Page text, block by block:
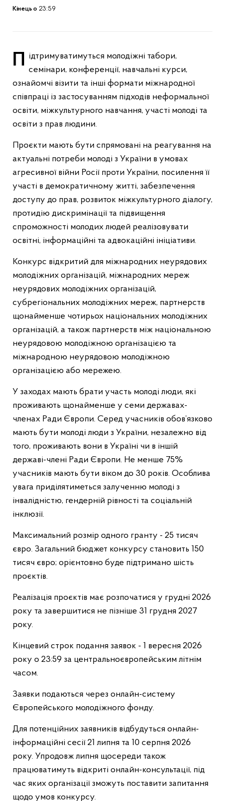
Кінець о 23:59
Підтримуватимуться молодіжні табори, семінари, конференції, навчальні курси,
ознайомчі візити та інші формати міжнародної
співпраці із застосуванням підходів неформальної
освіти, міжкультурного навчання, участі молоді та
освіти з прав людини.
Проєкти мають бути спрямовані на реагування на
актуальні потреби молоді з України в умовах
агресивної війни Росії проти України, посилення її
участі в демократичному житті, забезпечення
доступу до прав, розвиток міжкультурного діалогу,
протидію дискримінації та підвищення
спроможності молодих людей реалізовувати
освітні, інформаційні та адвокаційні ініціативи.
Конкурс відкритий для міжнародних неурядових
молодіжних організацій, міжнародних мереж
неурядових молодіжних організацій,
субрегіональних молодіжних мереж, партнерств
щонайменше чотирьох національних молодіжних
організацій, а також партнерств між національною
неурядовою молодіжною організацією та
міжнародною неурядовою молодіжною
організацією або мережею.
У заходах мають брати участь молоді люди, які
проживають щонайменше у семи державах-
членах Ради Європи. Серед учасників обов’язково
мають бути молоді люди з України, незалежно від
того, проживають вони в Україні чи в іншій
державі-члені Ради Європи. Не менше 75%
учасників мають бути віком до 30 років. Особлива
увага приділятиметься залученню молоді з
інвалідністю, гендерній рівності та соціальній
інклюзії.
Максимальний розмір одного гранту - 25 тисяч
євро. Загальний бюджет конкурсу становить 150
тисяч євро; орієнтовно буде підтримано шість
проєктів.
Реалізація проєктів має розпочатися у грудні 2026
року та завершитися не пізніше 31 грудня 2027
року.
Кінцевий строк подання заявок - 1 вересня 2026
року о 23:59 за центральноєвропейським літнім
часом.
Заявки подаються через онлайн-систему
Європейського молодіжного фонду.
Для потенційних заявників відбудуться онлайн-
інформаційні сесії 21 липня та 10 серпня 2026
року. Упродовж липня щосереди також
працюватимуть відкриті онлайн-консультації, під
час яких організації зможуть поставити запитання
щодо умов конкурсу.